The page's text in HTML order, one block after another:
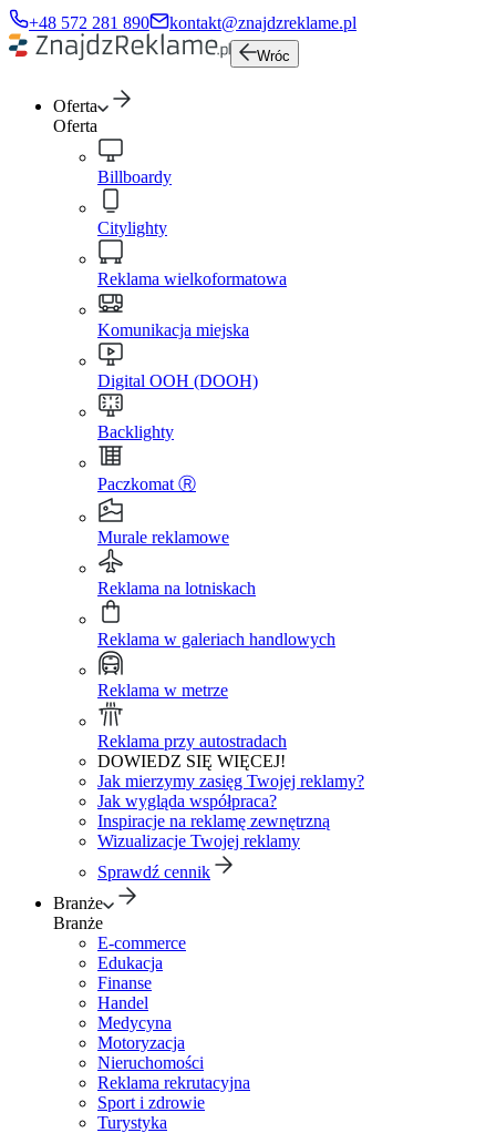
+48 572 281 890 kontakt@znajdzreklame.pl
Wróc
Oferta
Oferta
Billboardy
Citylighty
Reklama wielkoformatowa
Komunikacja miejska
Digital OOH (DOOH)
Backlighty
Paczkomat Ⓡ
Murale reklamowe
Reklama na lotniskach
Reklama w galeriach handlowych
Reklama w metrze
Reklama przy autostradach
DOWIEDZ SIĘ WIĘCEJ!
Jak mierzymy zasięg Twojej reklamy?
Jak wygląda współpraca?
Inspiracje na reklamę zewnętrzną
Wizualizacje Twojej reklamy
Sprawdź cennik
Branże
Branże
E-commerce
Edukacja
Finanse
Handel
Medycyna
Motoryzacja
Nieruchomości
Reklama rekrutacyjna
Sport i zdrowie
Turystyka